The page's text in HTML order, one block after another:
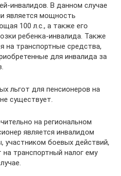
инвалидов. В данном случае
является мощность
100 л.с., а также его
ребенка-инвалида. Также
на транспортные средства,
для инвалида за
льгот для пенсионеров на
существует.
на региональном
является инвалидом
участником боевых действий,
на транспортный налог ему